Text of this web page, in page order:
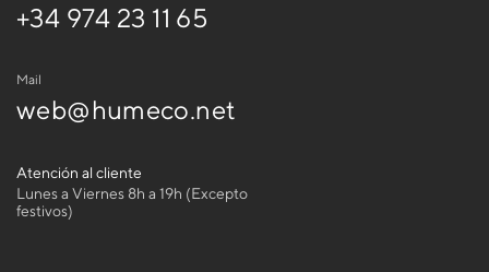
+34 974 23 11 65
Mail
web@humeco.net
Atención al cliente
Lunes a Viernes 8h a 19h (Excepto
festivos)